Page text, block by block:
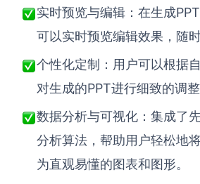
实时预览与编辑：在生成
可以实时预览编辑效果，随时
个性化定制：用户可以根据
对生成的PPT进行细致的调整
数据分析与可视化：集成了
分析算法，帮助用户轻松地
为直观易懂的图表和图形。